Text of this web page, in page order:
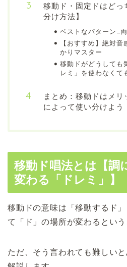
移動ド・固定ドはどっ
分け方法】
ベストなパターン…
【おすすめ】絶対
かりマスター
移動ドがどうしても
レミ」を使わなくて
まとめ：移動ドはメ
によって使い分けよう
移動ド唱法とは【調
変わる「ドレミ」】
移動ドの意味は「移動するド
て「ド」の場所が変わるという
ただ、そう言われても難しい